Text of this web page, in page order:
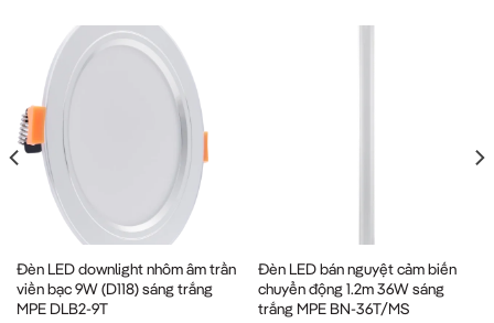
Đèn LED downlight nhôm âm trần
viền bạc 9W (D118) sáng trắng
MPE DLB2-9T
Đèn LED bán nguyệt cảm biến
chuyển động 1.2m 36W sáng
trắng MPE BN-36T/MS